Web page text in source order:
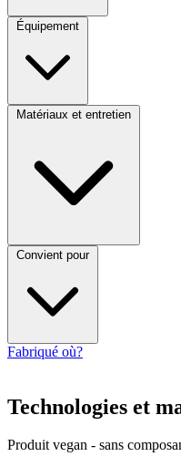
Équipement
Matériaux et entretien
Convient pour
Fabriqué où?
Technologies et
Produit vegan - sans